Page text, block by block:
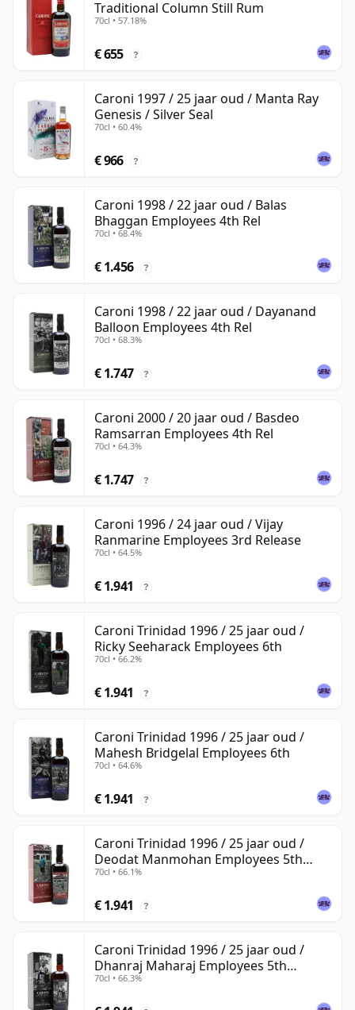
Traditional Column Still Rum
70cl • 57.18%
€ 655 ?
Caroni 1997 / 25 jaar oud / Manta Ray
Genesis / Silver Seal
70cl • 60.4%
€ 966 ?
Caroni 1998 / 22 jaar oud / Balas
Bhaggan Employees 4th Rel
70cl • 68.4%
€ 1.456 ?
Caroni 1998 / 22 jaar oud / Dayanand
Balloon Employees 4th Rel
70cl • 68.3%
€ 1.747 ?
Caroni 2000 / 20 jaar oud / Basdeo
Ramsarran Employees 4th Rel
70cl • 64.3%
€ 1.747 ?
Caroni 1996 / 24 jaar oud / Vijay
Ranmarine Employees 3rd Release
70cl • 64.5%
€ 1.941 ?
Caroni Trinidad 1996 / 25 jaar oud /
Ricky Seeharack Employees 6th
70cl • 66.2%
€ 1.941 ?
Caroni Trinidad 1996 / 25 jaar oud /
Mahesh Bridgelal Employees 6th
70cl • 64.6%
€ 1.941 ?
Caroni Trinidad 1996 / 25 jaar oud /
Deodat Manmohan Employees 5th
Release
70cl • 66.1%
€ 1.941 ?
Caroni Trinidad 1996 / 25 jaar oud /
Dhanraj Maharaj Employees 5th
Release
70cl • 66.3%